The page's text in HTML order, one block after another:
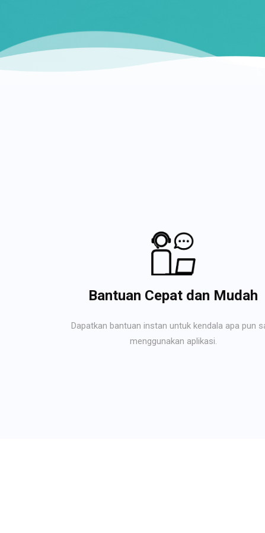
Bantuan Cepat dan Mudah
Dapatkan bantuan instan untuk kendala apa pun
menggunakan aplikasi.